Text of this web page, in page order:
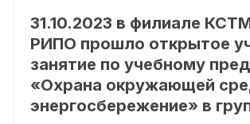
31.10.2023 в филиале
РИПО прошло открытое
занятие по учебному
«Охрана окружающей
энергосбережение» в